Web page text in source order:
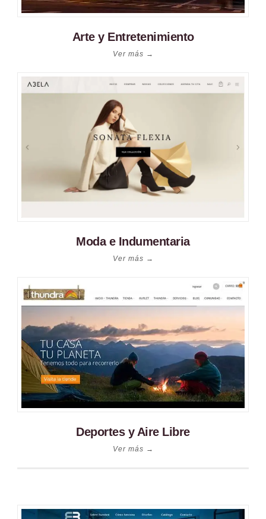
Arte y Entretenimiento
Ver más →
Moda e Indumentaria
Ver más →
Deportes y Aire Libre
Ver más →